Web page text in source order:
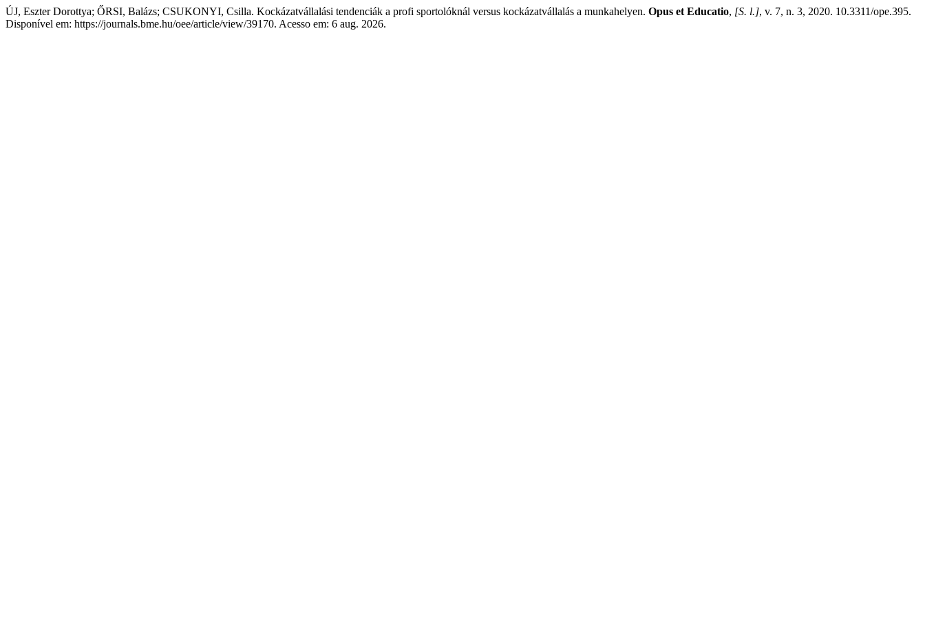
ÚJ, Eszter Dorottya; ŐRSI, Balázs; CSUKONYI, Csilla. Kockázatvállalási tendenciák a profi sportolóknál versus kockázatvállalás a munkahelyen. Opus et Educatio, [S. l.], v. 7, n. 3, 2020. 10.3311/ope.395.
Disponível em: https://journals.bme.hu/oee/article/view/39170. Acesso em: 6 aug. 2026.